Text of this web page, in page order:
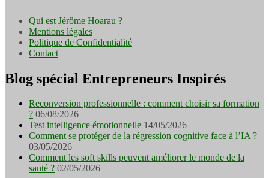
Qui est Jérôme Hoarau ?
Mentions légales
Politique de Confidentialité
Contact
Blog spécial Entrepreneurs Inspirés
Reconversion professionnelle : comment choisir sa formation
? 06/08/2026
Test intelligence émotionnelle 14/05/2026
Comment se protéger de la régression cognitive face à l’IA ?
03/05/2026
Comment les soft skills peuvent améliorer le monde de la
santé ? 02/05/2026